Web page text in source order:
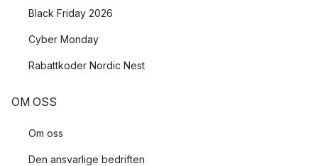
Black Friday 2026
Cyber Monday
Rabattkoder Nordic Nest
OM OSS
Om oss
Den ansvarlige bedriften